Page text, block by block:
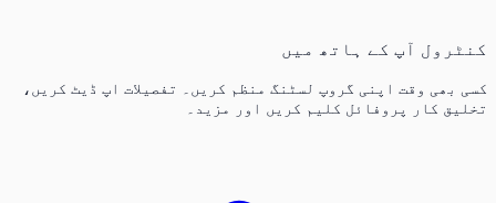
کنٹرول آپ کے ہاتھ میں
کسی بھی وقت اپنی گروپ لسٹنگ منظم کریں۔ تفصیلات اپ ڈیٹ کریں،
تخلیق کار پروفائل کلیم کریں اور مزید۔